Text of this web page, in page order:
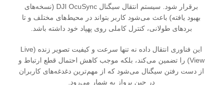
برقرار شود. سیستم انتقال سیگنال DJI OcuSync (نسخه‌های
بهبود یافته) باعث می‌شود کاربر بتواند در محیط‌های مختلف و تا
بردهای طولانی، کنترل کاملی روی پهپاد خود داشته باشد.
این فناوری انتقال داده نه تنها سرعت و کیفیت تصویر زنده (Live
View) را تضمین می‌کند، بلکه موجب کاهش احتمال قطع ارتباط و
از دست رفتن سیگنال می‌شود که از مهم‌ترین دغدغه‌های کاربران
در حین پرواز به شمار می‌رود.